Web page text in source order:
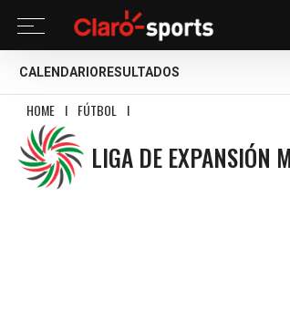
CALENDARIO RESULTADOS
HOME I FÚTBOL I
LIGA DE EXPANSIÓN